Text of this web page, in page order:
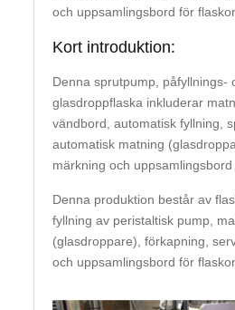
och uppsamlingsbord för flaskor.
Kort introduktion:
Denna sprutpump, påfyllnings-
glasdroppflaska inkluderar
vändbord, automatisk fyllning,
automatisk matning
märkning och uppsamlingsbord
Denna produktion består av
fyllning av peristaltisk pump,
(glasdroppare), förkapning,
och uppsamlingsbord för flaskor.